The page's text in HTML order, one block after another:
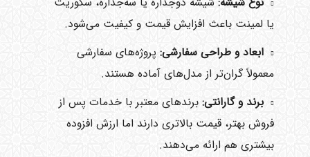
یا لمینت باعث افزایش قیمت و کیفیت می‌شود.
ابعاد و طراحی سفارشی:پروژه‌های سفارشی
معمولاً گران‌تر از مدل‌های آماده هستند.
برند و گارانتی:برندهای معتبر با خدمات پس از
فروش بهتر، قیمت بالاتری دارند اما ارزش افزوده
بیشتری هم ارائه می‌دهند.